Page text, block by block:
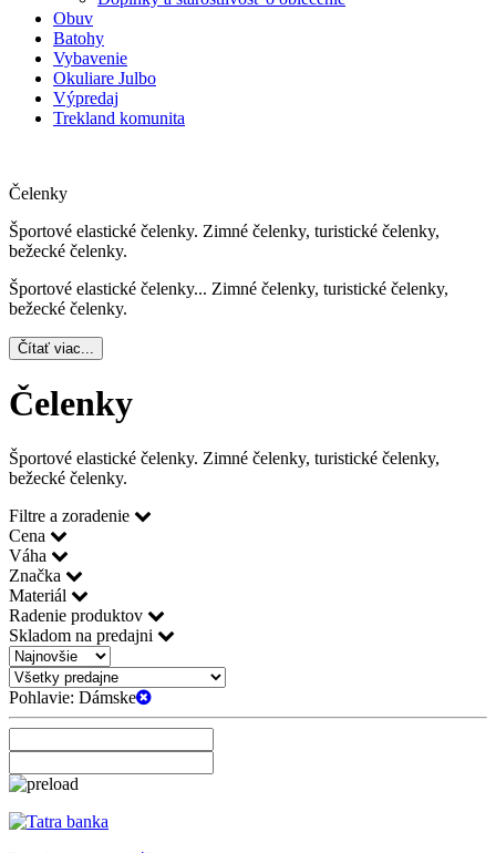
Obuv
Batohy
Vybavenie
Okuliare Julbo
Výpredaj
Trekland komunita
Čelenky
Športové elastické čelenky. Zimné čelenky, turistické čelenky,
bežecké čelenky.
Športové elastické čelenky... Zimné čelenky, turistické čelenky,
bežecké čelenky.
Čítať viac...
Čelenky
Športové elastické čelenky. Zimné čelenky, turistické čelenky,
bežecké čelenky.
Filtre a zoradenie
Cena
Váha
Značka
Materiál
Radenie produktov
Skladom na predajni
Pohlavie: Dámske